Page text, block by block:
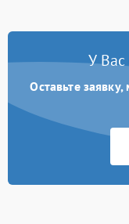
У Вас
Оставьте